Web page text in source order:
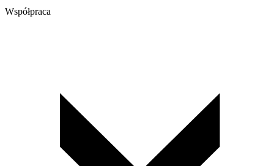
Współpraca